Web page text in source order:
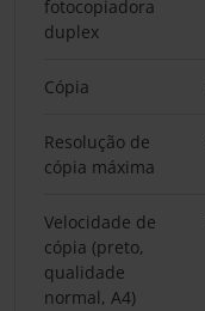
fotocopiadora
duplex
Cópia
Resolução de
cópia máxima
Velocidade de
cópia (preto,
qualidade
normal, A4)